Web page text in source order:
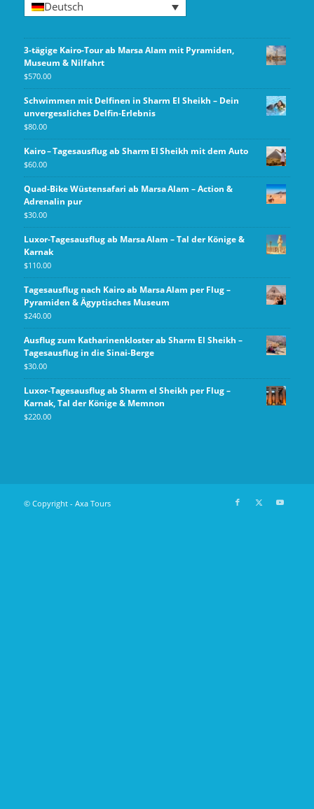
Deutsch
3-tägige Kairo-Tour ab Marsa Alam mit Pyramiden,
Museum & Nilfahrt
$570.00
Schwimmen mit Delfinen in Sharm El Sheikh – Dein
unvergessliches Delfin-Erlebnis
$80.00
Kairo – Tagesausflug ab Sharm El Sheikh mit dem Auto
$60.00
Quad-Bike Wüstensafari ab Marsa Alam – Action &
Adrenalin pur
$30.00
Luxor-Tagesausflug ab Marsa Alam – Tal der Könige &
Karnak
$110.00
Tagesausflug nach Kairo ab Marsa Alam per Flug –
Pyramiden & Ägyptisches Museum
$240.00
Ausflug zum Katharinenkloster ab Sharm El Sheikh –
Tagesausflug in die Sinai-Berge
$30.00
Luxor‑Tagesausflug ab Sharm el Sheikh per Flug –
Karnak, Tal der Könige & Memnon
$220.00
© Copyright - Axa Tours